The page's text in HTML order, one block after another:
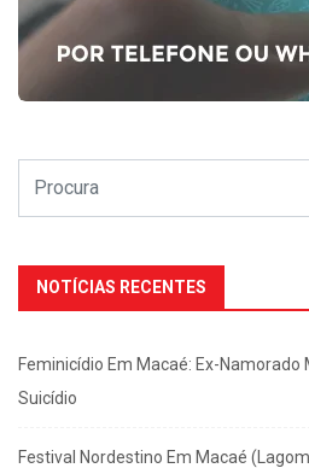
NOTÍCIAS RECENTES
Feminicídio Em Macaé: Ex-Namorado
Suicídio
Festival Nordestino Em Macaé